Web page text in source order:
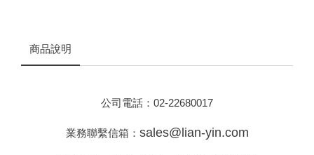
商品說明
公司電話： 02-22680017
業務聯繫信箱： sales@lian-yin.com